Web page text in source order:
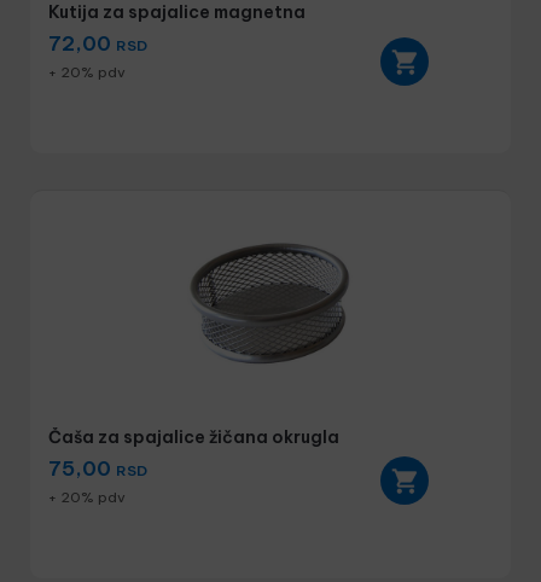
Kutija za spajalice magnetna
72,00 RSD
+ 20% pdv
Čaša za spajalice žičana okrugla
75,00 RSD
+ 20% pdv